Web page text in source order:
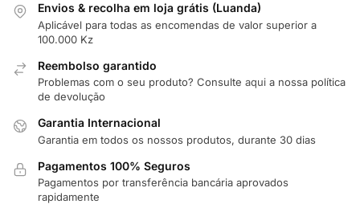
Envios & recolha em loja grátis (Luanda)
Aplicável para todas as encomendas de valor superior a
100.000 Kz
Reembolso garantido
Problemas com o seu produto? Consulte aqui a nossa política
de devolução
Garantia Internacional
Garantia em todos os nossos produtos, durante 30 dias
Pagamentos 100% Seguros
Pagamentos por transferência bancária aprovados
rapidamente